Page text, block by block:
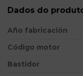
Dados do
Año fabricación
Código motor
Bastidor